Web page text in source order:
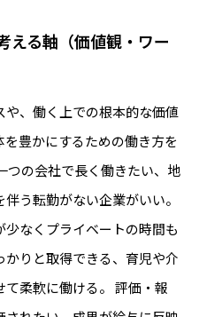
える軸（価値観・ワー
、働く上での根本的な価値
豊かにするための働き方を
つの会社で長く働きたい、地
う転勤がない企業がいい。
なくプライベートの時間も
りと取得できる、育児や介
柔軟に働ける。 評価・報